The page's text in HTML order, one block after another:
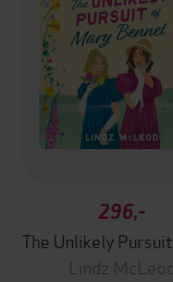
296,-
Lindz McLeod